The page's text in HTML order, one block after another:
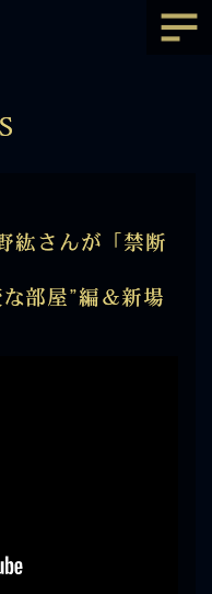
紘さんが「禁断
部屋”編＆新場